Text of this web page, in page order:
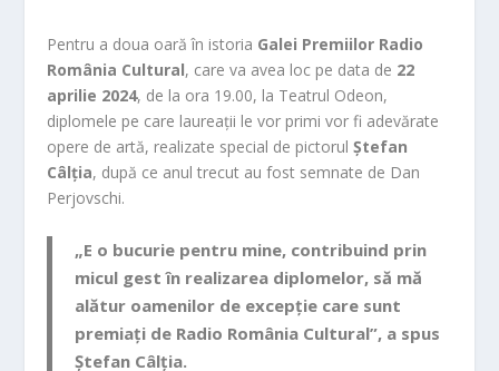
Pentru a doua oară în istoria Galei Premiilor Radio
România Cultural, care va avea loc pe data de 22
aprilie 2024, de la ora 19.00, la Teatrul Odeon,
diplomele pe care laureații le vor primi vor fi adevărate
opere de artă, realizate special de pictorulȘtefan
Câlția, după ce anul trecut au fost semnate de Dan
Perjovschi.
„E o bucurie pentru mine, contribuind prin
micul gest în realizarea diplomelor, să mă
alătur oamenilor de excepție care sunt
premiați de Radio România Cultural”, a spus
Ștefan Câlția.